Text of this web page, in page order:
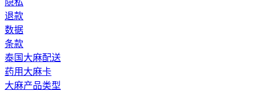
退款
数据
条款
泰国大麻配送
药用大麻卡
大麻产品类型